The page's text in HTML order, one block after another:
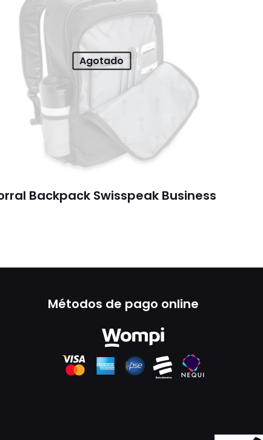
Agotado
Backpack Swisspeak Business
Métodos de pago online